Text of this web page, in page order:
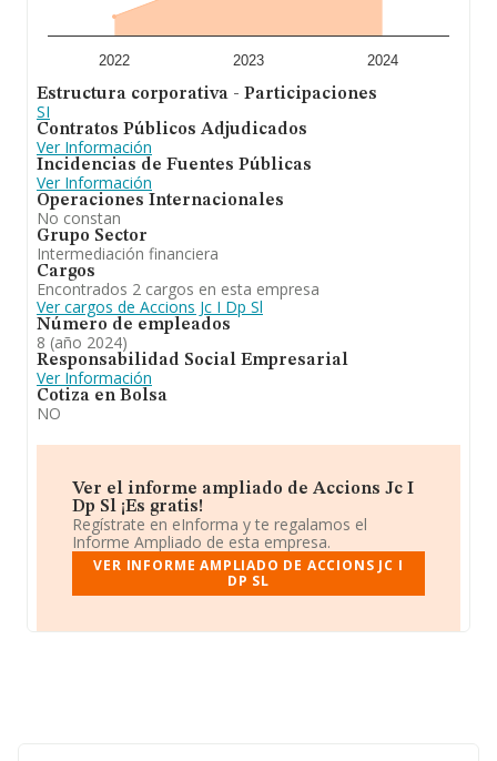
facturación de la empresa en estudio superior a este
promedio. En cuanto a la información relativa a la
provincia de Girona, en la base de datos de INFORMA
aparecen 849 empresas, cuyas ventas han obtenido los
de interés en el ámbito sectorial, la media de
antigüedad desde la constitución es de 8 años. La
media de empleados es de 2.
En definitiva, Accions Jc I Dp S.Lestá especializada en
compraventa de carne fresca, congelada y refrigerada
elaboración de productos carnicos explotación agrícola
y ramadera almacen frigorifico constructora e
inmobiliaria. Se ha posicionado más abajo en el ranking
de sectores frente al 2023. En el ranking de todas las
empresas en el territorio nacional, ha experimentado un
retroceso.
2022 2023 2024
Estructura corporativa - Participaciones
SI
Contratos Públicos Adjudicados
Ver Información
Incidencias de Fuentes Públicas
Ver Información
Operaciones Internacionales
No constan
Grupo Sector
Intermediación financiera
Cargos
Encontrados 2 cargos en esta empresa
Ver cargos de Accions Jc I Dp Sl
Número de empleados
8 (año 2024)
Responsabilidad Social Empresarial
Ver Información
Cotiza en Bolsa
NO
Ver el informe ampliado de Accions Jc I
Dp Sl ¡Es gratis!
Regístrate en eInforma y te regalamos el
Informe Ampliado de esta empresa.
VER INFORME AMPLIADO DE ACCIONS JC I
DP SL